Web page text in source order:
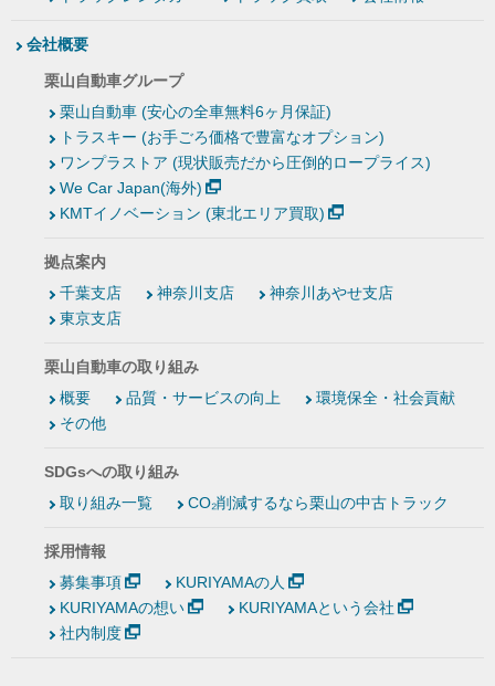
会社概要
栗山自動車グループ
栗山自動車 (安心の全車無料6ヶ月保証)
トラスキー (お手ごろ価格で豊富なオプション)
ワンプラストア (現状販売だから圧倒的ロープライス)
We Car Japan(海外)
KMTイノベーション (東北エリア買取)
拠点案内
千葉支店
神奈川支店
神奈川あやせ支店
東京支店
栗山自動車の取り組み
概要
品質・サービスの向上
環境保全・社会貢献
その他
SDGsへの取り組み
取り組み一覧
CO₂削減するなら栗山の中古トラック
採用情報
募集事項
KURIYAMAの人
KURIYAMAの想い
KURIYAMAという会社
社内制度